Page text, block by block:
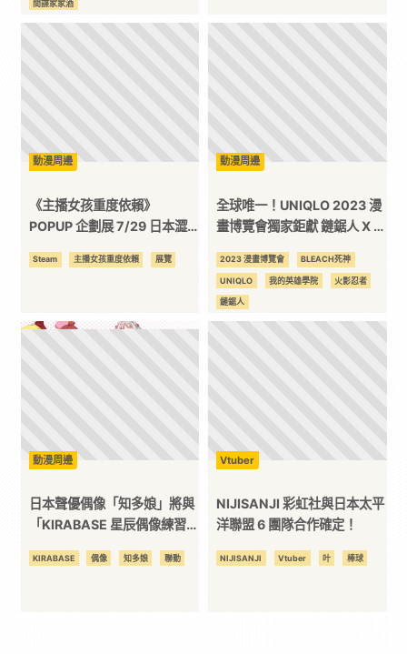
平
間諜家家酒
動漫周邊
《主播女孩重度依賴》
POPUP 企劃展 7/29 日本澀
Steam 主播女孩重度依賴 展覽
動漫周邊
全球唯一！UNIQLO 2023 漫
畫博覽會獨家鉅獻 鏈鋸人 X 河
2023 漫畫博覽會 BLEACH死神
UNIQLO 我的英雄學院 火影忍者
鏈鋸人
動漫周邊
日本聲優偶像「知多娘」將與
「KIRABASE 星辰偶像練習
KIRABASE 偶像 知多娘 聯動
Vtuber
NIJISANJI 彩虹社與日本太平
洋聯盟 6 團隊合作確定！
NIJISANJI Vtuber 叶 棒球